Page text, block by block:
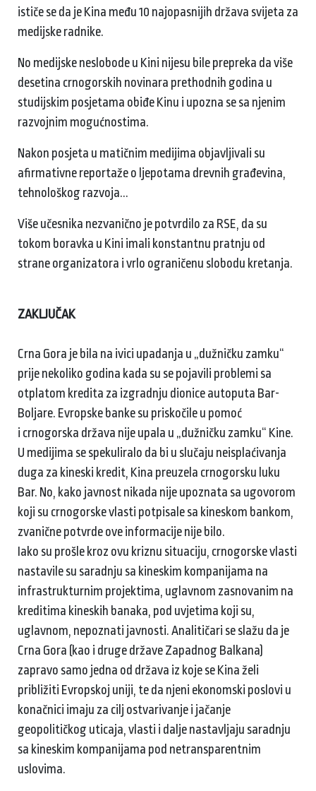
ističe se da je Kina među 10 najopasnijih država svijeta za
medijske radnike.
No medijske neslobode u Kini nijesu bile prepreka da više
desetina crnogorskih novinara prethodnih godina u
studijskim posjetama obiđe Kinu i upozna se sa njenim
razvojnim mogućnostima.
Nakon posjeta u matičnim medijima objavljivali su
afirmativne reportaže o ljepotama drevnih građevina,
tehnološkog razvoja...
Više učesnika nezvanično je potvrdilo za RSE, da su
tokom boravka u Kini imali konstantnu pratnju od
strane organizatora i vrlo ograničenu slobodu kretanja.
ZAKLJUČAK
Crna Gora je bila na ivici upadanja u „dužničku zamku“
prije nekoliko godina kada su se pojavili problemi sa
otplatom kredita za izgradnju dionice autoputa Bar-
Boljare. Evropske banke su priskočile u pomoć
i crnogorska država nije upala u „dužničku zamku“ Kine.
U medijima se spekuliralo da bi u slučaju neisplaćivanja
duga za kineski kredit, Kina preuzela crnogorsku luku
Bar. No, kako javnost nikada nije upoznata sa ugovorom
koji su crnogorske vlasti potpisale sa kineskom bankom,
zvanične potvrde ove informacije nije bilo.
Iako su prošle kroz ovu kriznu situaciju, crnogorske vlasti
nastavile su saradnju sa kineskim kompanijama na
infrastrukturnim projektima, uglavnom zasnovanim na
kreditima kineskih banaka, pod uvjetima koji su,
uglavnom, nepoznati javnosti. Analitičari se slažu da je
Crna Gora (kao i druge države Zapadnog Balkana)
zapravo samo jedna od država iz koje se Kina želi
približiti Evropskoj uniji, te da njeni ekonomski poslovi u
konačnici imaju za cilj ostvarivanje i jačanje
geopolitičkog uticaja, vlasti i dalje nastavljaju saradnju
sa kineskim kompanijama pod netransparentnim
uslovima.